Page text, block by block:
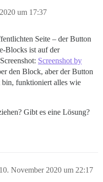
um 17:37
Seite – der Button
Blocks ist auf der
Screenshot by
den Block, aber der Button
bin, funktioniert alles wie
Gibt es eine Lösung?
10. November 2020 um 22:17